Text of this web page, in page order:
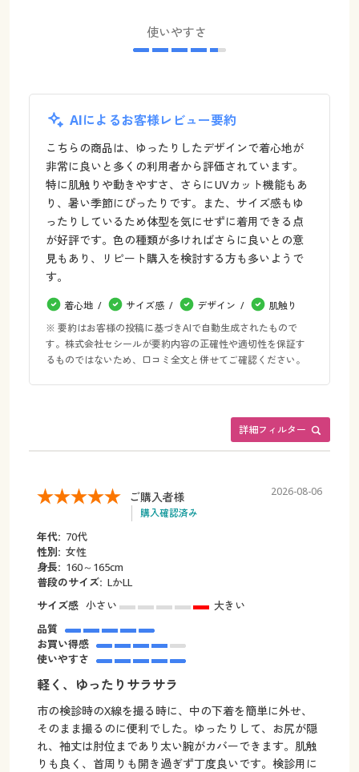
使いやすさ
AIによるお客様レビュー要約
こちらの商品は、ゆったりしたデザインで着心地が
非常に良いと多くの利用者から評価されています。
特に肌触りや動きやすさ、さらにUVカット機能もあ
り、暑い季節にぴったりです。また、サイズ感もゆ
ったりしているため体型を気にせずに着用できる点
が好評です。色の種類が多ければさらに良いとの意
見もあり、リピート購入を検討する方も多いようで
す。
着心地 サイズ感 デザイン
肌触り
※ 要約はお客様の投稿に基づきAIで自動生成されたもので
す。株式会社セシールが要約内容の正確性や適切性を保証す
るものではないため、口コミ全文と併せてご確認ください。
詳細フィルター
ご購入者様
購入確認済み
2026-08-06
年代: 70代
性別: 女性
身長: 160～165cm
普段のサイズ: LかLL
サイズ感 小さい
大きい
品質
お買い得感
使いやすさ
軽く、ゆったりサラサラ
市の検診時のX線を撮る時に、中の下着を簡単に外せ、
そのまま撮るのに便利でした。ゆったりして、お尻が隠
れ、袖丈は肘位まであり太い腕がカバーできます。肌触
りも良く、首周りも開き過ぎず丁度良いです。検診用に